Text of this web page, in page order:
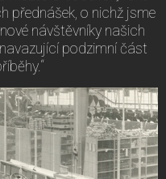
přednášek, o nichž jsme
návštěvníky našich
podzimní část